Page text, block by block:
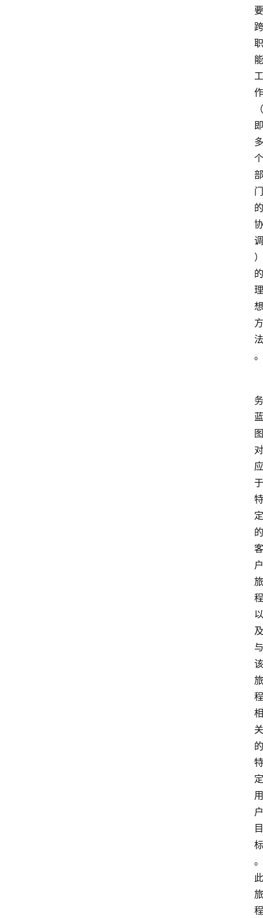
要
跨
职
能
工
作
（
即
多
个
部
门
的
协
调
）
的
理
想
方
法
。
务
蓝
图
对
应
于
特
定
的
客
户
旅
程
以
及
与
该
旅
程
相
关
的
特
定
用
户
目
标
。
此
旅
程